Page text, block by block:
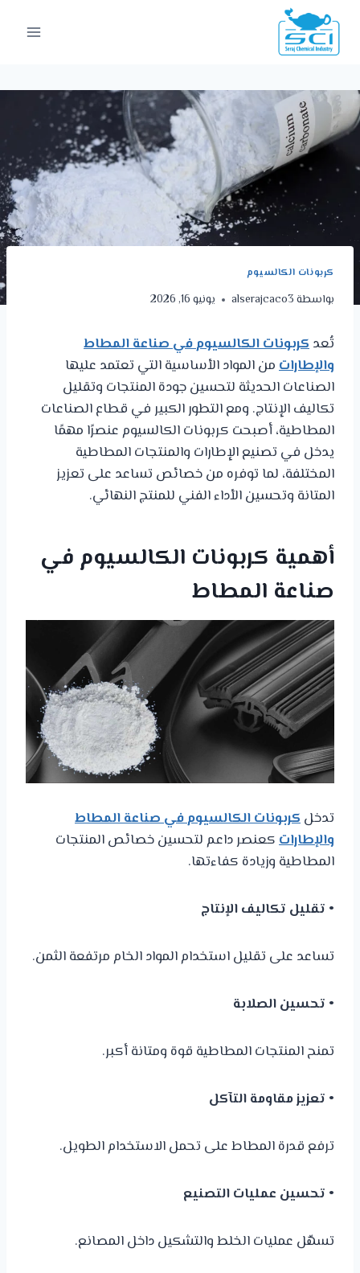
كربونات الكالسيوم
بواسطةalserajcaco3 يونيو 16, 2026
تُعدكربونات الكالسيوم في صناعة المطاط
والإطاراتمن المواد الأساسية التي تعتمد عليها
الصناعات الحديثة لتحسين جودة المنتجات وتقليل
تكاليف الإنتاج. ومع التطور الكبير في قطاع الصناعات
المطاطية، أصبحت كربونات الكالسيوم عنصرًا مهمًا
يدخل في تصنيع الإطارات والمنتجات المطاطية
المختلفة، لما توفره من خصائص تساعد على تعزيز
المتانة وتحسين الأداء الفني للمنتج النهائي.
أهمية كربونات الكالسيوم في
صناعة المطاط
تدخلكربونات الكالسيوم في صناعة المطاط
والإطاراتكعنصر داعم لتحسين خصائص المنتجات
المطاطية وزيادة كفاءتها.
• تقليل تكاليف الإنتاج
تساعد على تقليل استخدام المواد الخام مرتفعة الثمن.
• تحسين الصلابة
تمنح المنتجات المطاطية قوة ومتانة أكبر.
• تعزيز مقاومة التآكل
ترفع قدرة المطاط على تحمل الاستخدام الطويل.
• تحسين عمليات التصنيع
تسهّل عمليات الخلط والتشكيل داخل المصانع.